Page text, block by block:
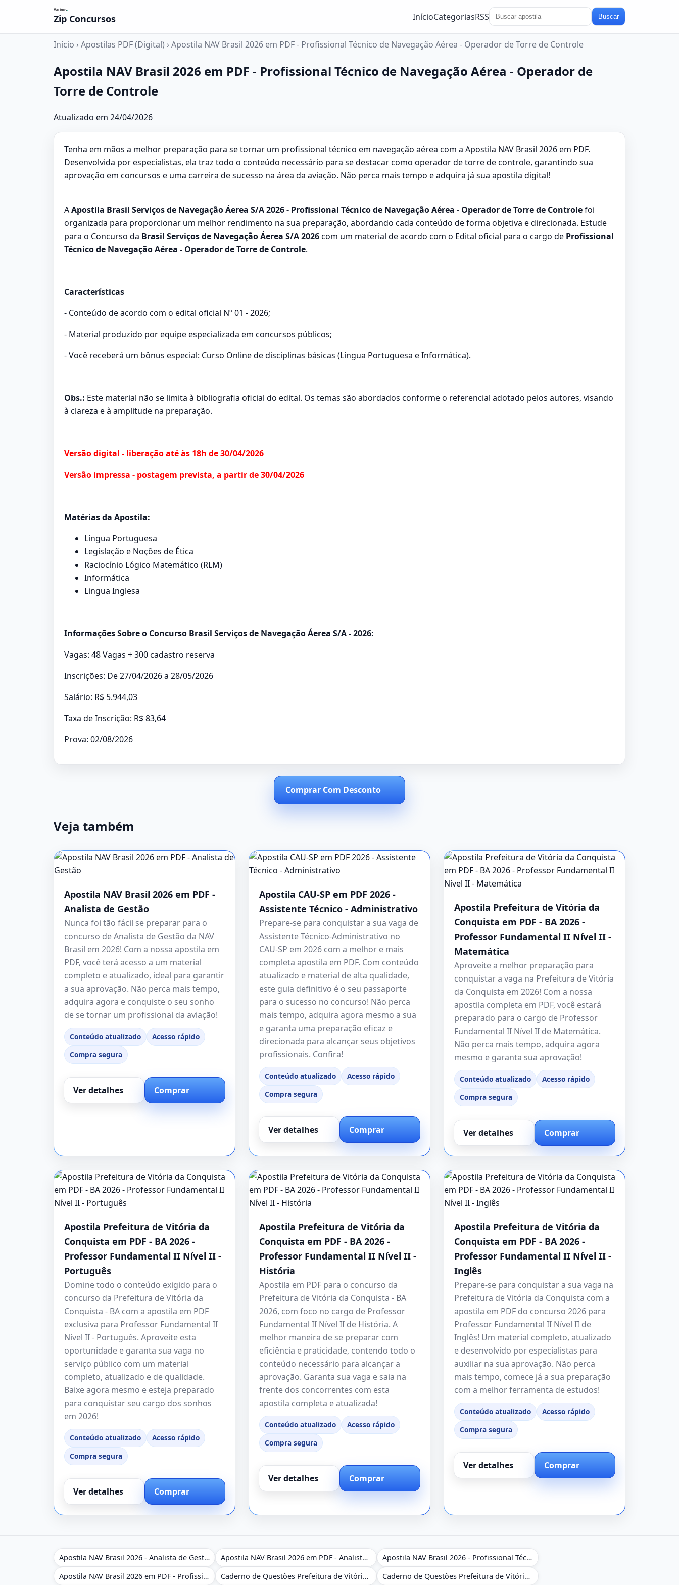
Zip Concursos InícioCategoriasRSS Buscar
Início › Apostilas PDF (Digital) › Apostila NAV Brasil 2026 em PDF - Profissional Técnico de Navegação Aérea - Operador de Torre de Controle
Apostila NAV Brasil 2026 em PDF - Profissional Técnico de Navegação Aérea - Operador de
Torre de Controle
Atualizado em 24/04/2026
Tenha em mãos a melhor preparação para se tornar um profissional técnico em navegação aérea com a Apostila NAV Brasil 2026 em PDF.
Desenvolvida por especialistas, ela traz todo o conteúdo necessário para se destacar como operador de torre de controle, garantindo sua
aprovação em concursos e uma carreira de sucesso na área da aviação. Não perca mais tempo e adquira já sua apostila digital!
AApostila Brasil Serviços de Navegação Áerea S/A 2026 - Profissional Técnico de Navegação Aérea - Operador de Torre de Controlefoi
organizada para proporcionar um melhor rendimento na sua preparação, abordando cada conteúdo de forma objetiva e direcionada. Estude
para o Concurso da Brasil Serviços de Navegação Áerea S/A 2026com um material de acordo com o Edital oficial para o cargo de Profissional
Técnico de Navegação Aérea - Operador de Torre de Controle.
Características
- Conteúdo de acordo com o edital oficial Nº 01 - 2026;
- Material produzido por equipe especializada em concursos públicos;
- Você receberá um bônus especial: Curso Online de disciplinas básicas (Língua Portuguesa e Informática).
Obs.: Este material não se limita à bibliografia oficial do edital. Os temas são abordados conforme o referencial adotado pelos autores, visando
à clareza e à amplitude na preparação.
Versão digital - liberação até às 18h de 30/04/2026
Versão impressa - postagem prevista, a partir de 30/04/2026
Matérias da Apostila:
Língua Portuguesa
Legislação e Noções de Ética
Raciocínio Lógico Matemático (RLM)
Informática
Lingua Inglesa
Informações Sobre o Concurso Brasil Serviços de Navegação Áerea S/A - 2026:
Vagas: 48 Vagas + 300 cadastro reserva
Inscrições: De 27/04/2026 a 28/05/2026
Salário: R$ 5.944,03
Taxa de Inscrição: R$ 83,64
Prova: 02/08/2026
Comprar Com Desconto
Veja também
Apostila NAV Brasil 2026 em PDF -
Analista de Gestão
Nunca foi tão fácil se preparar para o
concurso de Analista de Gestão da NAV
Brasil em 2026! Com a nossa apostila em
PDF, você terá acesso a um material
completo e atualizado, ideal para garantir
a sua aprovação. Não perca mais tempo,
adquira agora e conquiste o seu sonho
de se tornar um profissional da aviação!
Conteúdo atualizado
Acesso rápido
Compra segura
Ver detalhes Comprar
Apostila CAU-SP em PDF 2026 -
Assistente Técnico - Administrativo
Prepare-se para conquistar a sua vaga de
Assistente Técnico-Administrativo no
CAU-SP em 2026 com a melhor e mais
completa apostila em PDF. Com conteúdo
atualizado e material de alta qualidade,
este guia definitivo é o seu passaporte
para o sucesso no concurso! Não perca
mais tempo, adquira agora mesmo a sua
e garanta uma preparação eficaz e
direcionada para alcançar seus objetivos
profissionais. Confira!
Conteúdo atualizado
Acesso rápido
Compra segura
Ver detalhes Comprar
Apostila Prefeitura de Vitória da
Conquista em PDF - BA 2026 -
Professor Fundamental II Nível II -
Matemática
Aproveite a melhor preparação para
conquistar a vaga na Prefeitura de Vitória
da Conquista em 2026! Com a nossa
apostila completa em PDF, você estará
preparado para o cargo de Professor
Fundamental II Nível II de Matemática.
Não perca mais tempo, adquira agora
mesmo e garanta sua aprovação!
Conteúdo atualizado
Acesso rápido
Compra segura
Ver detalhes Comprar
Apostila Prefeitura de Vitória da
Conquista em PDF - BA 2026 -
Professor Fundamental II Nível II -
Português
Domine todo o conteúdo exigido para o
concurso da Prefeitura de Vitória da
Conquista - BA com a apostila em PDF
exclusiva para Professor Fundamental II
Nível II - Português. Aproveite esta
oportunidade e garanta sua vaga no
serviço público com um material
completo, atualizado e de qualidade.
Baixe agora mesmo e esteja preparado
para conquistar seu cargo dos sonhos
em 2026!
Conteúdo atualizado
Acesso rápido
Compra segura
Ver detalhes Comprar
Apostila Prefeitura de Vitória da
Conquista em PDF - BA 2026 -
Professor Fundamental II Nível II -
História
Apostila em PDF para o concurso da
Prefeitura de Vitória da Conquista - BA
2026, com foco no cargo de Professor
Fundamental II Nível II de História. A
melhor maneira de se preparar com
eficiência e praticidade, contendo todo o
conteúdo necessário para alcançar a
aprovação. Garanta sua vaga e saia na
frente dos concorrentes com esta
apostila completa e atualizada!
Conteúdo atualizado
Acesso rápido
Compra segura
Ver detalhes Comprar
Apostila Prefeitura de Vitória da
Conquista em PDF - BA 2026 -
Professor Fundamental II Nível II -
Inglês
Prepare-se para conquistar a sua vaga na
Prefeitura de Vitória da Conquista com a
apostila em PDF do concurso 2026 para
Professor Fundamental II Nível II de
Inglês! Um material completo, atualizado
e desenvolvido por especialistas para
auxiliar na sua aprovação. Não perca
mais tempo, comece já a sua preparação
com a melhor ferramenta de estudos!
Conteúdo atualizado
Acesso rápido
Compra segura
Ver detalhes Comprar
Apostila NAV Brasil 2026 - Analista de Gestão Apostila NAV Brasil 2026 em PDF - Analista de Gestão
Apostila NAV Brasil 2026 - Profissional Técnico de Navegação Aérea - Operador de Torre de Controle
Apostila NAV Brasil 2026 em PDF - Profissional Técnico de Navegação Aérea - Operador de Torre de Controle
Caderno de Questões Prefeitura de Vitória da Conquista - BA - Conhecimentos Gerais - 450 Questões Gabaritadas Caderno de Questões Prefeitura de Vitória da Conquista em PDF - BA - Conhecimentos Gerais - 450 Questões Gabaritadas